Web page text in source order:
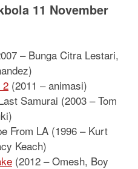
11 November
– Bunga Citra Lestari,
2 (2011 – animasi)
Samurai (2003 – Tom
From LA (1996 – Kurt
Keach)
(2012 – Omesh, Boy